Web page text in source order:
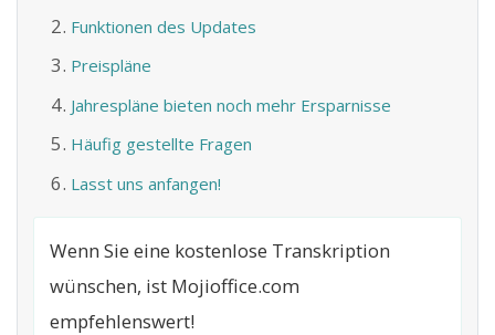
Funktionen des Updates
Preispläne
Jahrespläne bieten noch mehr Ersparnisse
Häufig gestellte Fragen
Lasst uns anfangen!
Wenn Sie eine kostenlose Transkription
wünschen, ist Mojioffice.com
empfehlenswert!